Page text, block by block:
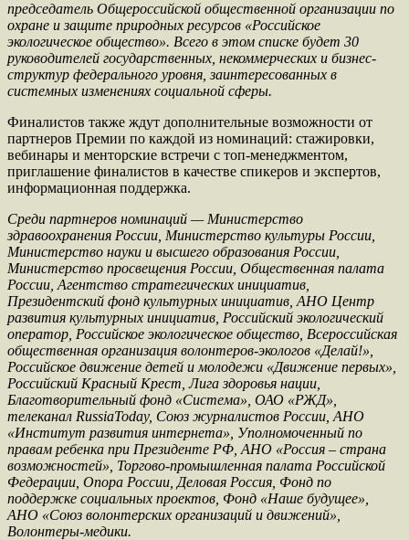
председатель Общероссийской общественной организации по
охране и защите природных ресурсов «Российское
экологическое общество». Всего в этом списке будет 30
руководителей государственных, некоммерческих и бизнес-
структур федерального уровня, заинтересованных в
системных изменениях социальной сферы.
Финалистов также ждут дополнительные возможности от
партнеров Премии по каждой из номинаций: стажировки,
вебинары и менторские встречи с топ-менеджментом,
приглашение финалистов в качестве спикеров и экспертов,
информационная поддержка.
Среди партнеров номинаций — Министерство
здравоохранения России, Министерство культуры России,
Министерство науки и высшего образования России,
Министерство просвещения России, Общественная палата
России, Агентство стратегических инициатив,
Президентский фонд культурных инициатив, АНО Центр
развития культурных инициатив, Российский экологический
оператор, Российское экологическое общество, Всероссийская
общественная организация волонтеров-экологов «Делай!»,
Российское движение детей и молодежи «Движение первых»,
Российский Красный Крест, Лига здоровья нации,
Благотворительный фонд «Система», ОАО «РЖД»,
телеканал RussiaToday, Союз журналистов России, АНО
«Институт развития интернета», Уполномоченный по
правам ребенка при Президенте РФ, АНО «Россия – страна
возможностей», Торгово-промышленная палата Российской
Федерации, Опора России, Деловая Россия, Фонд по
поддержке социальных проектов, Фонд «Наше будущее»,
АНО «Союз волонтерских организаций и движений»,
Волонтеры-медики.